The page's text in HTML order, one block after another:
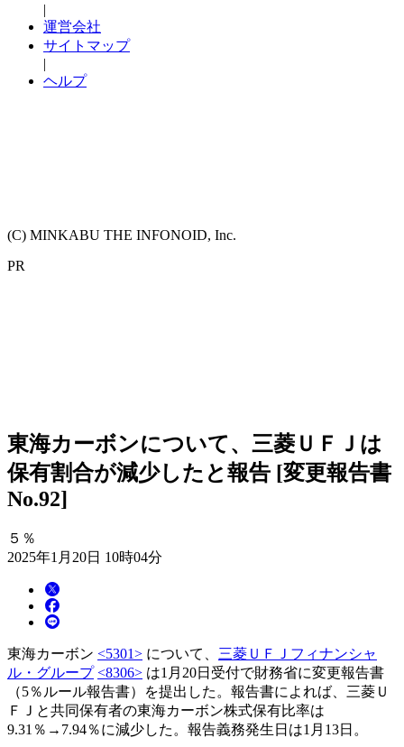
|
運営会社
サイトマップ
|
ヘルプ
(C) MINKABU THE INFONOID, Inc.
PR
東海カーボンについて、三菱ＵＦＪは
保有割合が減少したと報告 [変更報告書
No.92]
５％
2025年1月20日 10時04分
東海カーボン <5301> について、 三菱ＵＦＪフィナンシャ
ル・グループ <8306> は1月20日受付で財務省に変更報告書
（5％ルール報告書）を提出した。報告書によれば、三菱Ｕ
ＦＪと共同保有者の東海カーボン株式保有比率は
9.31％→7.94％に減少した。報告義務発生日は1月13日。